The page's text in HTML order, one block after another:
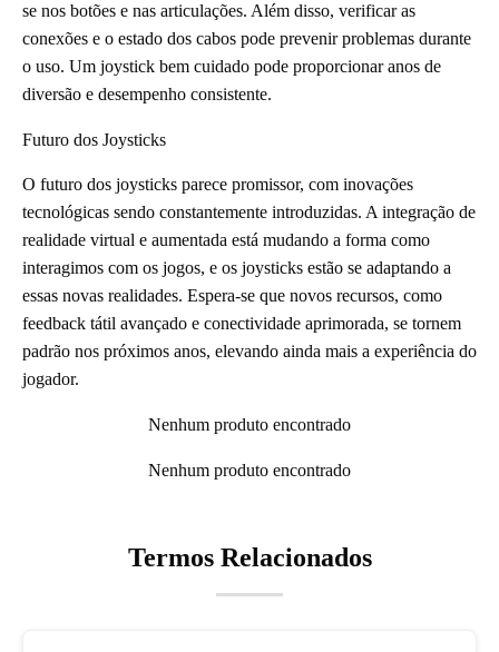
se nos botões e nas articulações. Além disso, verificar as
conexões e o estado dos cabos pode prevenir problemas durante
o uso. Um joystick bem cuidado pode proporcionar anos de
diversão e desempenho consistente.
Futuro dos Joysticks
O futuro dos joysticks parece promissor, com inovações
tecnológicas sendo constantemente introduzidas. A integração de
realidade virtual e aumentada está mudando a forma como
interagimos com os jogos, e os joysticks estão se adaptando a
essas novas realidades. Espera-se que novos recursos, como
feedback tátil avançado e conectividade aprimorada, se tornem
padrão nos próximos anos, elevando ainda mais a experiência do
jogador.
Nenhum produto encontrado
Nenhum produto encontrado
Termos Relacionados